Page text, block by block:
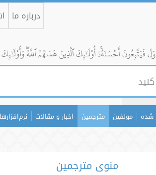
درباره ما
فَيَتَّبِعُونَ أَحۡسَنَهُۥٓۚ أُوْلَٰٓئِكَ ٱلَّذِينَ هَدَىٰهُمُ ٱللَّهُۖ
شده مولفین مترجمین اخبار و مقالات نرم‌افزارها
منوی مترجمین